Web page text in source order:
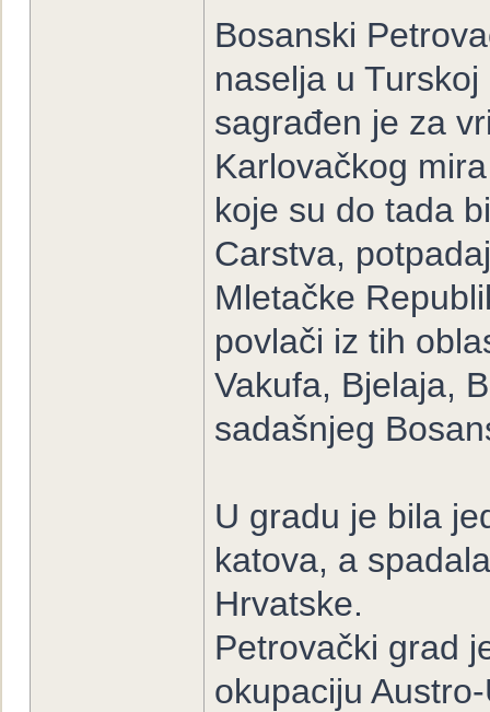
Bosanski
naselja u
sagrađen je za
Karlovačkog
koje su do tada
Carstva,
Mletačke
povlači iz tih
Vakufa, Bjelaja,
sadašnjeg
U gradu je bila
katova, a
Hrvatske.
Petrovački grad
okupaciju